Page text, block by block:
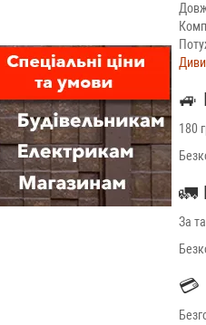
🚙
180
🚛
За
💳